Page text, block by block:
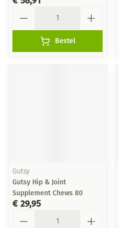
Bestel
Gutsy
Gutsy Hip & Joint
Supplement Chews 80
€ 29,95